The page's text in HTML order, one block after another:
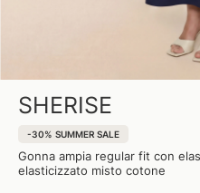
SHERISE
-30% SUMMER SALE
Gonna ampia regular fit con
elasticizzato misto cotone